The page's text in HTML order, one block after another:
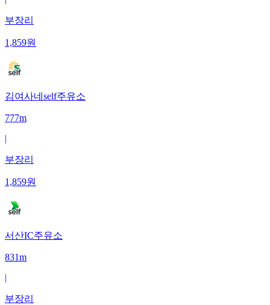
부장리
1,859원
김여사네self주유소
777m
|
부장리
1,859원
서산IC주유소
831m
|
부장리